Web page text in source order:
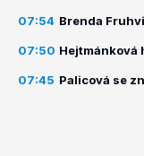
07:54 Brenda
07:50 Hejtmánková
07:45 Palicová se